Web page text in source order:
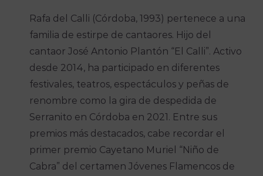
Rafa del Calli (Córdoba, 1993) pertenece a una
familia de estirpe de cantaores. Hijo del
cantaor José Antonio Plantón “El Calli”. Activo
desde 2014, ha participado en diferentes
festivales, teatros, espectáculos y peñas de
renombre como la gira de despedida de
Serranito en Córdoba en 2021. Entre sus
premios más destacados, cabe recordar el
primer premio Cayetano Muriel “Niño de
Cabra” del certamen Jóvenes Flamencos de